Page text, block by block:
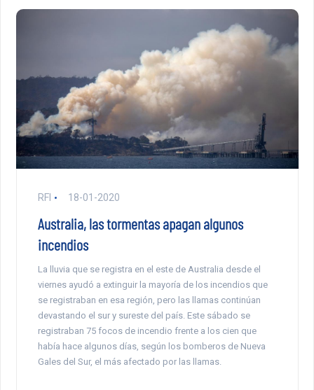
RFI 18-01-2020
Australia, las tormentas apagan algunos
incendios
La lluvia que se registra en el este de Australia desde el
viernes ayudó a extinguir la mayoría de los incendios que
se registraban en esa región, pero las llamas continúan
devastando el sur y sureste del país. Este sábado se
registraban 75 focos de incendio frente a los cien que
había hace algunos días, según los bomberos de Nueva
Gales del Sur, el más afectado por las llamas.